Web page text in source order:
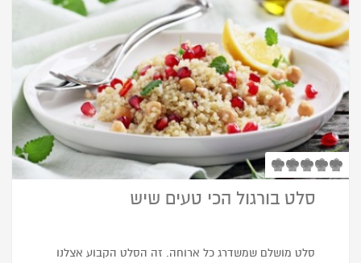
סלט בורגול הכי טעים שיש
סלט מושלם שמשדרג כל ארוחה. זה הסלט הקבוע אצלנו